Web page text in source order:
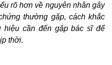
rõ hơn về nguyên nhân gây
thường gặp, cách khắc
hiệu cần đến gặp bác sĩ để
thời.